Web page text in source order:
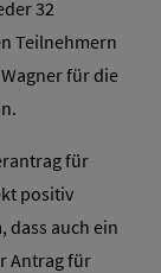
32
Teilnehmern
für die
für
positiv
dass auch ein
Antrag für